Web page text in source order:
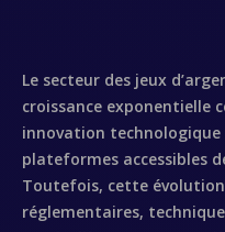
Le secteur des jeux
croissance exponentielle
innovation technologique
plateformes accessibles
Toutefois, cette évolution
réglementaires,